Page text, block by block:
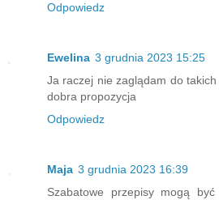
Odpowiedz
Ewelina 3 grudnia 2023 15:25
Ja raczej nie zaglądam do
dobra propozycja
Odpowiedz
Maja 3 grudnia 2023 16:39
Szabatowe przepisy mogą